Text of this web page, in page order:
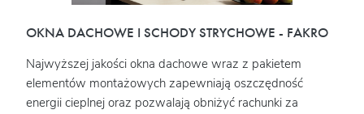
OKNA DACHOWE I SCHODY STRYCHOWE - FAKRO
Najwyższej jakości okna dachowe wraz z pakietem
elementów montażowych zapewniają oszczędność
energii cieplnej oraz pozwalają obniżyć rachunki za